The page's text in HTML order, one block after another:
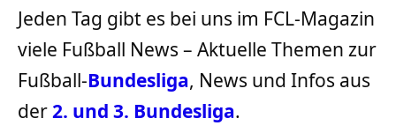
Jeden Tag gibt es bei uns im FCL-Magazin
viele Fußball News – Aktuelle Themen zur
Fußball-Bundesliga, News und Infos aus
der2. und 3. Bundesliga.